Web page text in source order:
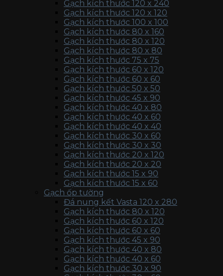
Gạch kích thước 120 x 240
Gạch kích thước 120 x 120
Gạch kích thước 100 x 100
Gạch kích thước 80 x 160
Gạch kích thước 80 x 120
Gạch kích thước 80 x 80
Gạch kích thước 75 x 75
Gạch kích thước 60 x 120
Gạch kích thước 60 x 60
Gạch kích thước 50 x 50
Gạch kích thước 45 x 90
Gạch kích thước 40 x 80
Gạch kích thước 40 x 60
Gạch kích thước 40 x 40
Gạch kích thước 30 x 60
Gạch kích thước 30 x 30
Gạch kích thước 20 x 120
Gạch kích thước 20 x 20
Gạch kích thước 15 x 90
Gạch kích thước 15 x 60
Gạch ốp tường
Đá nung kết Vasta 120 x 280
Gạch kích thước 80 x 120
Gạch kích thước 60 x 120
Gạch kích thước 60 x 60
Gạch kích thước 45 x 90
Gạch kích thước 40 x 80
Gạch kích thước 40 x 60
Gạch kích thước 30 x 90